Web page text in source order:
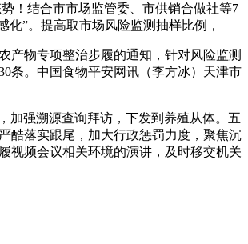
！结合市市场监管委、市供销合做社等7
”。提高取市场风险监测抽样比例，
物专项整治步履的通知，针对风险监测
条。中国食物平安网讯（李方冰）天津市
强溯源查询拜访，下发到养殖从体。五
酷落实跟尾，加大行政惩罚力度，聚焦沉
视频会议相关环境的演讲，及时移交机关